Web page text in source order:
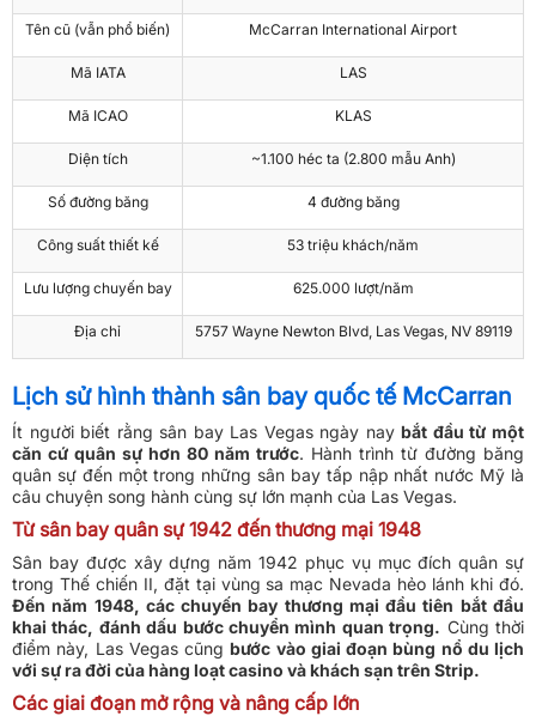
Tên cũ (vẫn phổ biến) McCarran International Airport
Mã IATA LAS
Mã ICAO KLAS
Diện tích ~1.100 héc ta (2.800 mẫu Anh)
Số đường băng 4 đường băng
Công suất thiết kế 53 triệu khách/năm
Lưu lượng chuyến bay 625.000 lượt/năm
Địa chỉ 5757 Wayne Newton Blvd, Las Vegas, NV 89119
Lịch sử hình thành sân bay quốc tế McCarran
Ít người biết rằng sân bay Las Vegas ngày naybắt đầu từ một
căn cứ quân sự hơn 80 năm trước. Hành trình từ đường băng
quân sự đến một trong những sân bay tấp nập nhất nước Mỹ là
câu chuyện song hành cùng sự lớn mạnh của Las Vegas.
Từ sân bay quân sự 1942 đến thương mại 1948
Sân bay được xây dựng năm 1942 phục vụ mục đích quân sự
trong Thế chiến II, đặt tại vùng sa mạc Nevada hẻo lánh khi đó.
Đến năm 1948, các chuyến bay thương mại đầu tiên bắt đầu
khai thác, đánh dấu bước chuyển mình quan trọng. Cùng thời
điểm này, Las Vegas cũngbước vào giai đoạn bùng nổ du lịch
với sự ra đời của hàng loạt casino và khách sạn trên Strip.
Các giai đoạn mở rộng và nâng cấp lớn